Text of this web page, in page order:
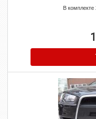
В комплекте